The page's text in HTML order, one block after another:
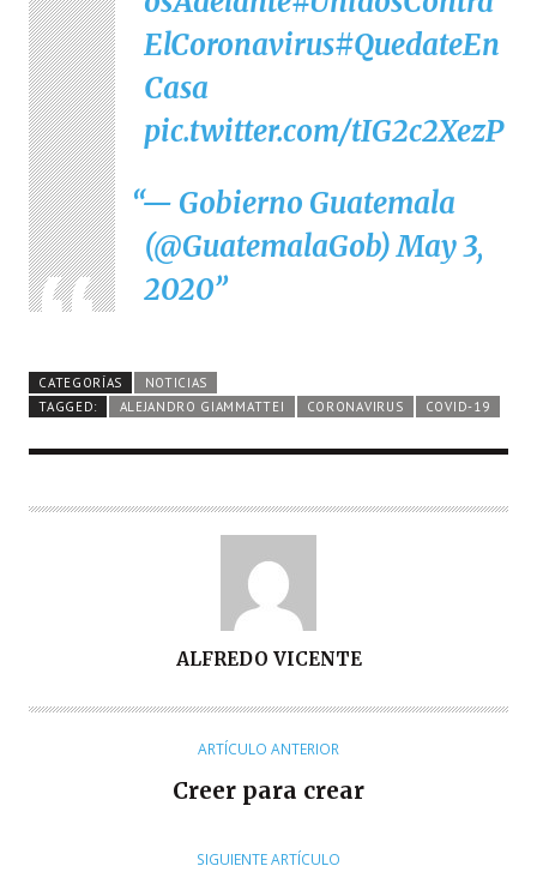
ElCoronavirus#QuedateEn
Casa
pic.twitter.com/tIG2c2XezP
— Gobierno Guatemala
(@GuatemalaGob)May 3,
2020
CATEGORÍAS
NOTICIAS
TAGGED:
ALEJANDRO GIAMMATTEI CORONAVIRUS COVID-19
T
ALFREDO VICENTE
ARTÍCULO ANTERIOR
Creer para crear
SIGUIENTE ARTÍCULO